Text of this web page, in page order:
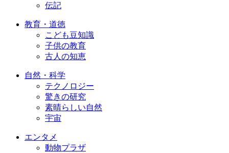
伝記
教育・道徳
こども豆知識
子供の教育
古人の知恵
自然・科学
テクノロジー
驚きの研究
素晴らしい自然
宇宙
エンタメ
動物プラザ